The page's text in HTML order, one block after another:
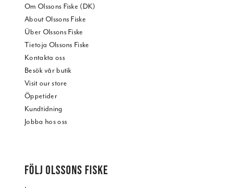
Om Olssons Fiske (DK)
About Olssons Fiske
Über Olssons Fiske
Tietoja Olssons Fiske
Kontakta oss
Besök vår butik
Visit our store
Öppetider
Kundtidning
Jobba hos oss
FÖLJ OLSSONS FISKE